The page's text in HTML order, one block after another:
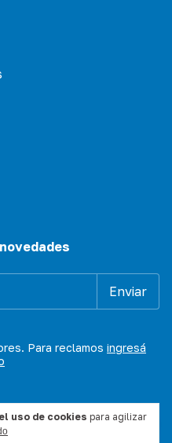
uso de cookies para agilizar
Para reclamos ingresá
- 2026. Todos